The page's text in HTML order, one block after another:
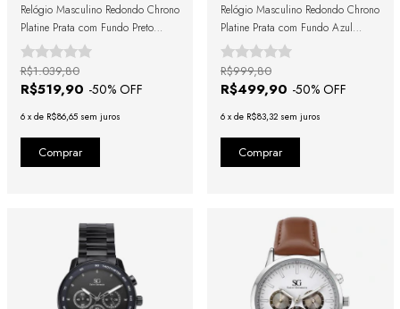
Relógio Masculino Redondo Chrono
Platine Prata com Fundo Preto
42mm
R$519,90 -50% OFF
R$1.039,80
6 x de R$86,65 sem juros
Relógio Masculino Redondo Chrono
Platine Prata com Fundo Azul
42mm
R$499,90 -50% OFF
R$999,80
6 x de R$83,32 sem juros